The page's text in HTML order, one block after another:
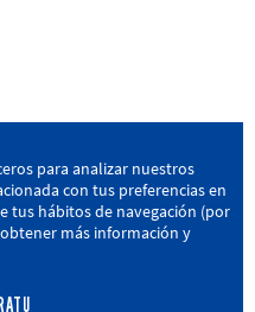
Bizkaia
para analizar nuestros
con tus preferencias en
tus hábitos de navegación (por
más información y